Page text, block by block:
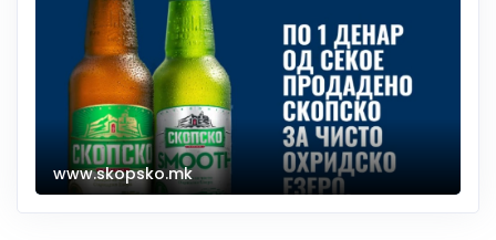
www.skopsko.mk